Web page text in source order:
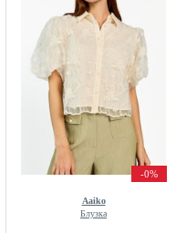
-0%
Aaiko
Блузка